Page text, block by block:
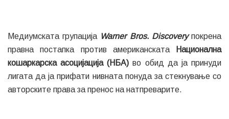
Медиумската групација Warner Bros. Discoveryпокрена
правна постапка против американската
Национална
кошаркарска асоцијација (НБА) во обид да ја принуди
лигата да ја прифати нивната понуда за стекнување со
авторските права за пренос на натпреварите.